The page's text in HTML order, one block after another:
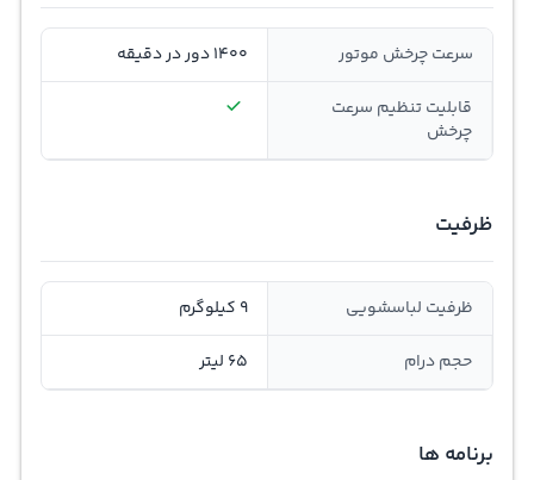
سرعت چرخش موتور 1400 دور در دقیقه
قابلیت تنظیم سرعت
چرخش
ظرفیت
ظرفیت لباسشویی 9 کیلوگرم
حجم درام 65 لیتر
برنامه ها